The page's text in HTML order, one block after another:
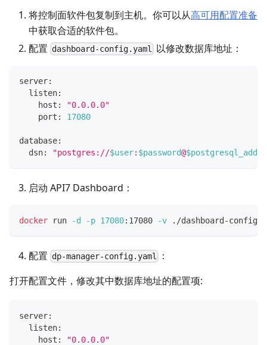
将控制面软件包复制到主机。你可以从高可用配置准备
中获取合适的软件包。
配置 dashboard-config.yaml 以修改数据库地址：
server:
  listen:
    host:
"0.0.0.0"
    port:
17080
database:
  dsn:
"postgres://$user: $password@
启动 API7 Dashboard：
docker run -d -p 17080:17080 -v ./dashboard-
配置 dp-manager-config.yaml
：
打开配置文件，修改其中数据库地址的配置项:
server:
  listen:
    host:
"0.0.0.0"